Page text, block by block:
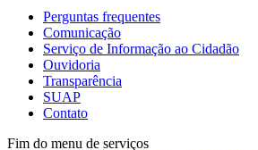
Perguntas frequentes
Comunicação
Serviço de Informação ao Cidadão
Ouvidoria
Transparência
SUAP
Contato
Fim do menu de serviços